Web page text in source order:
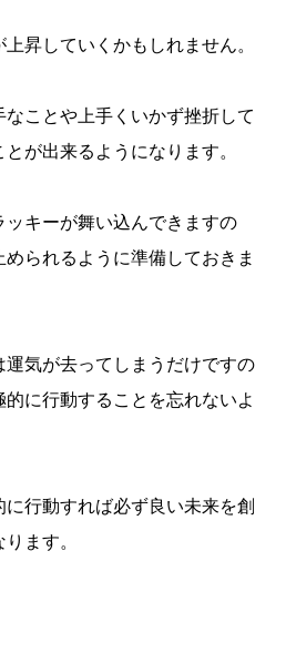
昇していくかもしれません。
ことや上手くいかず挫折して
が出来るようになります。
ッキーが舞い込んできますの
られるように準備しておきま
気が去ってしまうだけですの
に行動することを忘れないよ
行動すれば必ず良い未来を創
ます。